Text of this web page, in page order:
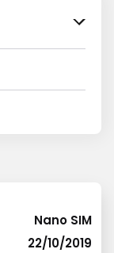
Nano SIM
22/10/2019